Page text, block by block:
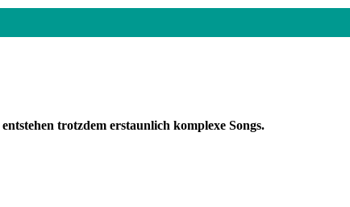
trotzdem erstaunlich komplexe Songs.